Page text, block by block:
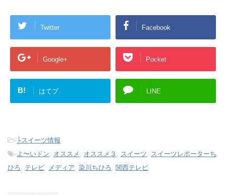
Twitter Facebook
Google+ Pocket
B! はてブ LINE
- ├スイーツ情報
-よ〜いドン, オススメ , オススメ３ , スイーツ, スイーツレポーターち
ひろ, テレビ, メディア, 染川ちひろ, 関西テレビ